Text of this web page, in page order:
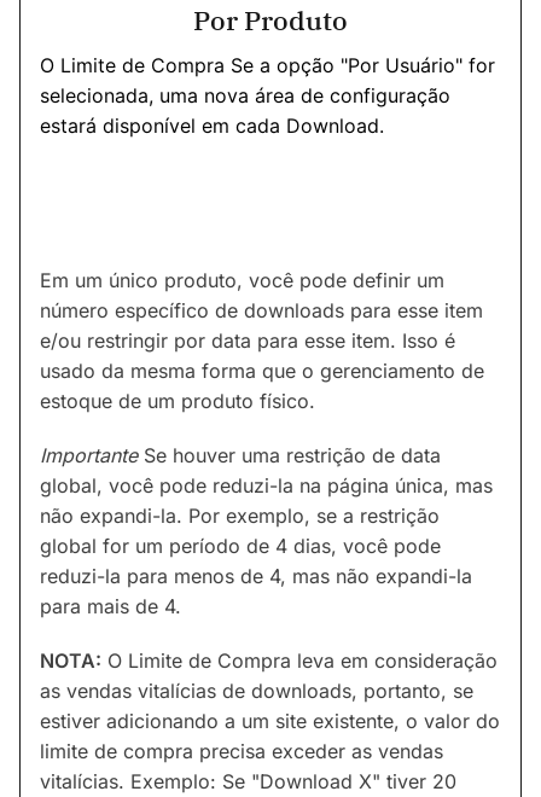
Por Produto
O Limite de Compra Se a opção "Por Usuário" for
selecionada, uma nova área de configuração
estará disponível em cada Download.
Em um único produto, você pode definir um
número específico de downloads para esse item
e/ou restringir por data para esse item. Isso é
usado da mesma forma que o gerenciamento de
estoque de um produto físico.
ImportanteSe houver uma restrição de data
global, você pode reduzi-la na página única, mas
não expandi-la. Por exemplo, se a restrição
global for um período de 4 dias, você pode
reduzi-la para menos de 4, mas não expandi-la
para mais de 4.
NOTA: O Limite de Compra leva em consideração
as vendas vitalícias de downloads, portanto, se
estiver adicionando a um site existente, o valor do
limite de compra precisa exceder as vendas
vitalícias. Exemplo: Se "Download X" tiver 20